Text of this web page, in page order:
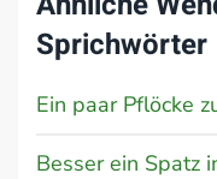
Sprichwörter
Ein paar Pflöcke
Besser ein Spatz